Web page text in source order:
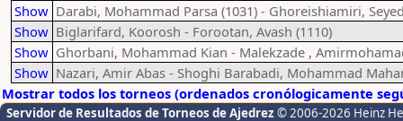
Show Darabi, Mohammad Parsa (1031) - Ghoreishiamiri,
Show Biglarifard, Koorosh - Forootan, Avash (1110)
Show Ghorbani, Mohammad Kian - Malekzade ,
Show Nazari, Amir Abas - Shoghi Barabadi, Mohammad
Mostrar todos los torneos (ordenados cronólogicamente
Servidor de Resultados de Torneos de Ajedrez © 2006-2026 Heinz